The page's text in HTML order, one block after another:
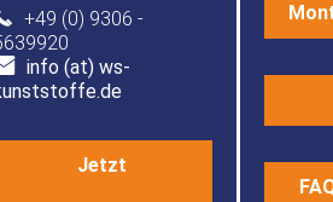
+49 (0) 9306 -
info (at) ws-
Jetzt